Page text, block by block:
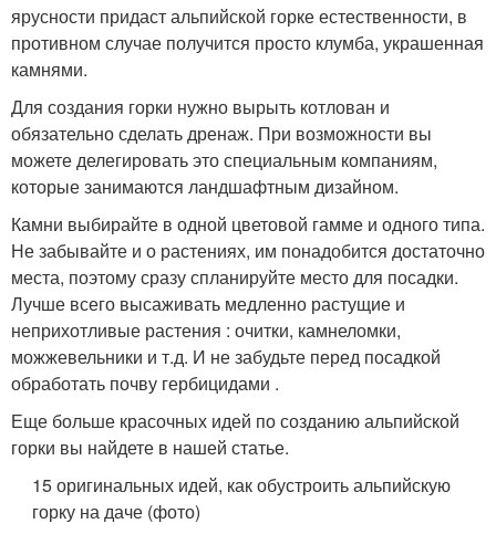
ярусности придаст альпийской горке естественности, в
противном случае получится просто клумба, украшенная
камнями.
Для создания горки нужно вырыть котлован и
обязательно сделать дренаж. При возможности вы
можете делегировать это специальным компаниям,
которые занимаются ландшафтным дизайном.
Камни выбирайте в одной цветовой гамме и одного типа.
Не забывайте и о растениях, им понадобится достаточно
места, поэтому сразу спланируйте место для посадки.
Лучше всего высаживать медленно растущие и
неприхотливые растения : очитки, камнеломки,
можжевельники и т.д. И не забудьте перед посадкой
обработать почву гербицидами .
Еще больше красочных идей по созданию альпийской
горки вы найдете в нашей статье.
15 оригинальных идей, как обустроить альпийскую
горку на даче (фото)